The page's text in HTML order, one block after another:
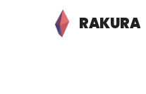
RAKURA